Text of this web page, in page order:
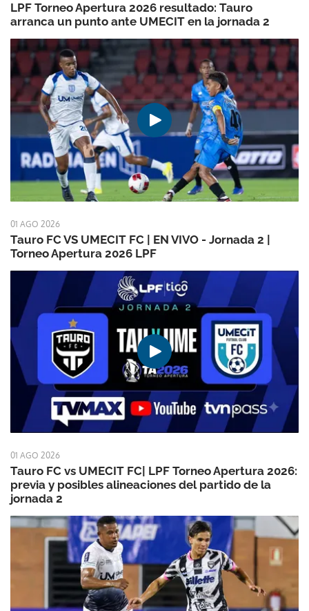
LPF Torneo Apertura 2026 resultado: Tauro
arranca un punto ante UMECIT en la jornada 2
01 AGO 2026
Tauro FC VS UMECIT FC | EN VIVO - Jornada 2 |
Torneo Apertura 2026 LPF
01 AGO 2026
Tauro FC vs UMECIT FC| LPF Torneo Apertura 2026:
previa y posibles alineaciones del partido de la
jornada 2